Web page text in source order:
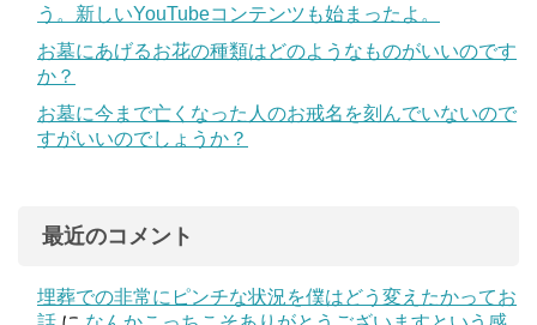
う。新しいYouTubeコンテンツも始まったよ。
お墓にあげるお花の種類はどのようなものがいいのです
か？
お墓に今まで亡くなった人のお戒名を刻んでいないので
すがいいのでしょうか？
最近のコメント
埋葬での非常にピンチな状況を僕はどう変えたかってお